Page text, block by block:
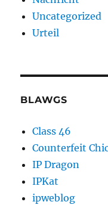
Uncategorized
Urteil
BLAWGS
Class 46
Counterfeit
IP Dragon
IPKat
ipweblog